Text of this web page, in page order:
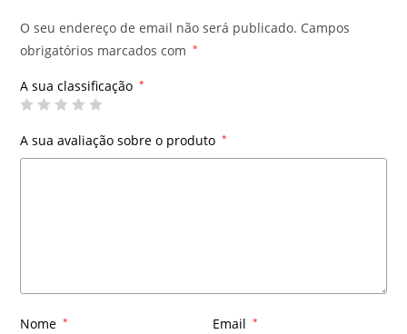
O seu endereço de email não será publicado. Campos
obrigatórios marcados com
*
A sua classificação *
A sua avaliação sobre o produto *
Nome * Email *